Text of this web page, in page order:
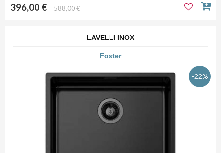
396,00 € 588,00 €
LAVELLI INOX
Foster
-22%